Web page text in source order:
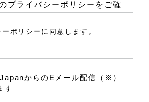
プライバシーポリシーをご確
。
項に定める利用目的のため
担当する販売店を営む法人
担当販売店」といいます。）
ポリシーに同意します。
からのEメール配信（※）
す